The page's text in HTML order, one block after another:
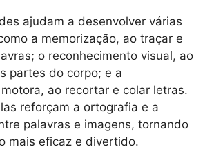
ajudam a desenvolver várias
a memorização, ao traçar e
o reconhecimento visual, ao
partes do corpo; e a
ao recortar e colar letras.
reforçam a ortografia e a
palavras e imagens, tornando
mais eficaz e divertido.